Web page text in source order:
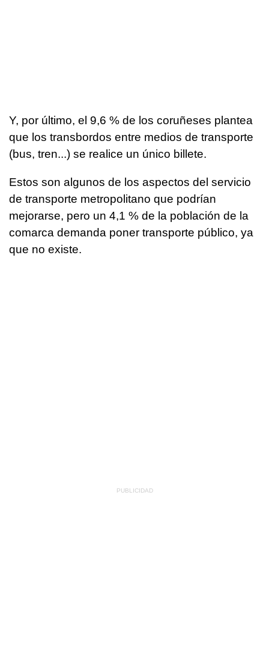
Y, por último, el 9,6 % de los coruñeses plantea
que los transbordos entre medios de transporte
(bus, tren...) se realice un único billete.
Estos son algunos de los aspectos del servicio
de transporte metropolitano que podrían
mejorarse, pero un 4,1 % de la población de la
comarca demanda poner transporte público, ya
que no existe.